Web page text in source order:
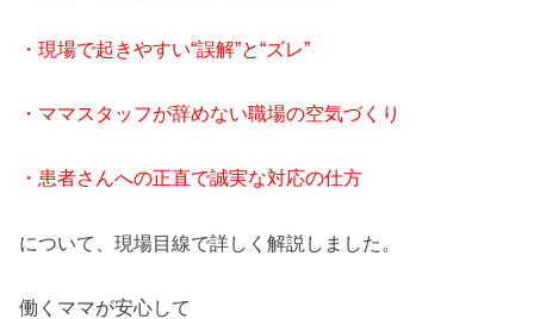
・現場で起きやすい“誤解”と“ズレ”
・ ママスタッフが辞めない職場の空気づくり
・患者さんへの正直で誠実な対応の仕方
について、現場目線で詳しく解説しました。
働く ママが安心して